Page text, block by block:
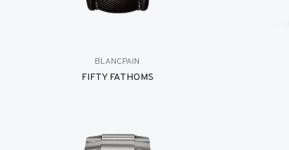
BLANCPAIN
FIFTY FATHOMS